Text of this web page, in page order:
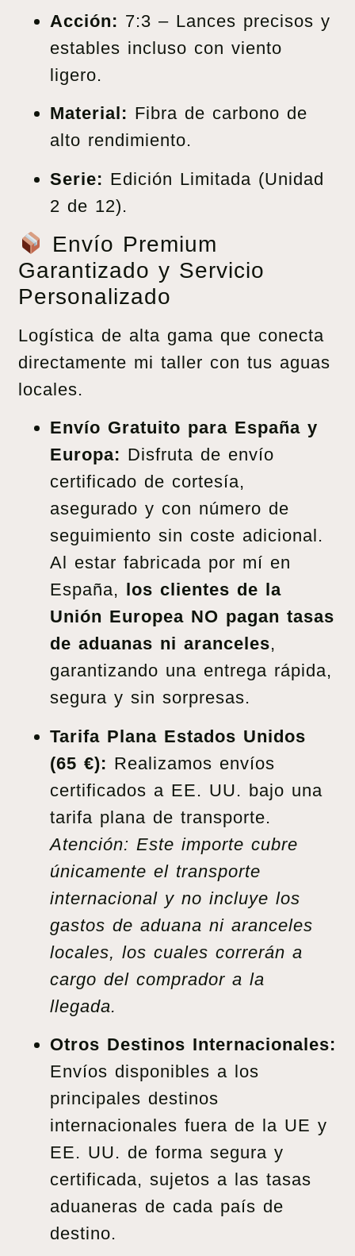
Acción: 7:3 – Lances precisos y
estables incluso con viento
ligero.
Material: Fibra de carbono de
alto rendimiento.
Serie: Edición Limitada (Unidad
2 de 12).
Envío Premium
Garantizado y Servicio
Personalizado
Logística de alta gama que conecta
directamente mi taller con tus aguas
locales.
Envío Gratuito para España y
Europa: Disfruta de envío
certificado de cortesía,
asegurado y con número de
seguimiento sin coste adicional.
Al estar fabricada por mí en
España,
los clientes de la
Unión Europea NO pagan tasas
de aduanas ni aranceles,
garantizando una entrega rápida,
segura y sin sorpresas.
Tarifa Plana Estados Unidos
(65 €): Realizamos envíos
certificados a EE. UU. bajo una
tarifa plana de transporte.
Atención: Este importe cubre
únicamente el transporte
internacional y no incluye los
gastos de aduana ni aranceles
locales, los cuales correrán a
cargo del comprador a la
llegada.
Otros Destinos Internacionales:
Envíos disponibles a los
principales destinos
internacionales fuera de la UE y
EE. UU. de forma segura y
certificada, sujetos a las tasas
aduaneras de cada país de
destino.